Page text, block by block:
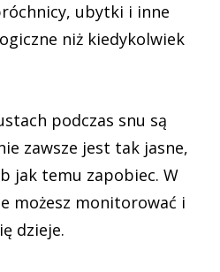
ubytki i inne
niż kiedykolwiek
podczas snu są
zawsze jest tak jasne,
jak temu zapobiec. W
możesz monitorować i
dzieje.